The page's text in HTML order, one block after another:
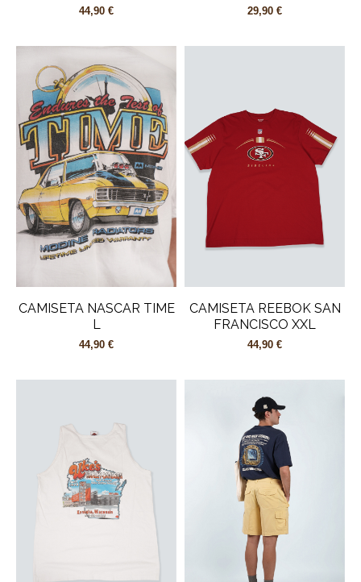
44,90 € 29,90 €
CAMISETA NASCAR TIME
L
44,90 €
CAMISETA REEBOK SAN
FRANCISCO XXL
44,90 €